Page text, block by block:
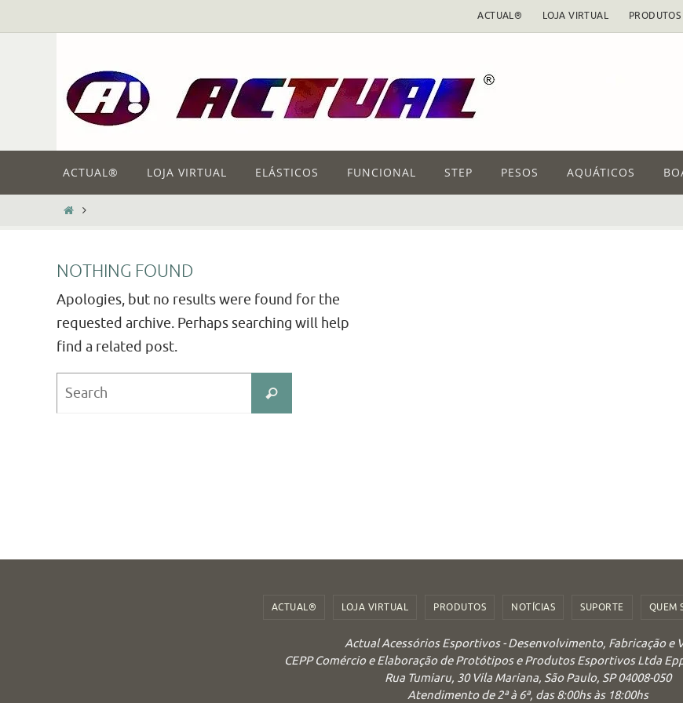
to
ACTUAL® LOJA VIRTUAL PRODUTOS
content
ACTUAL® LOJA VIRTUAL ELÁSTICOS FUNCIONAL STEP PESOS AQUÁTICOS
HOME
NOTHING FOUND
Apologies, but no results were found for the
requested archive. Perhaps searching will help
find a related post.
Search
ACTUAL® LOJA VIRTUAL PRODUTOS NOTÍCIAS SUPORTE QUEM
Actual Acessórios Esportivos - Desenvolvimento, Fabricação e
CEPP Comércio e Elaboração de Protótipos e Produtos Esportivos Ltda
Rua Tumiaru, 30 Vila Mariana, São Paulo, SP 04008-050
Atendimento de 2ª à 6ª, das 8:00hs às 18:00hs